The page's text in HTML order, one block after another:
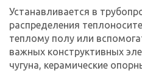
Устанавливается в
распределения
теплому полу или
важных конструктивных
чугуна, керамические